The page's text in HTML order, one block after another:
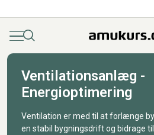
MenuSøg
Ventilationsanlæg -
Energioptimering
Ventilation er med til at forlænge
en stabil bygningsdrift og bidrage